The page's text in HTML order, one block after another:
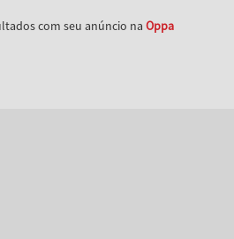
com seu anúncio na Oppa